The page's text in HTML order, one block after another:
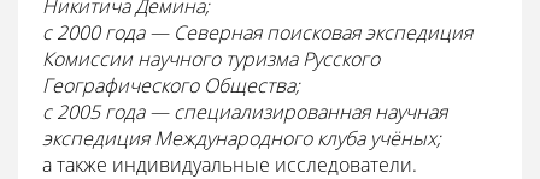
Никитича Демина;
с 2000 года — Северная поисковая экспедиция
Комиссии научного туризма Русского
Географического Общества;
с 2005 года — специализированная научная
экспедиция Международного клуба учёных;
а также индивидуальные исследователи.